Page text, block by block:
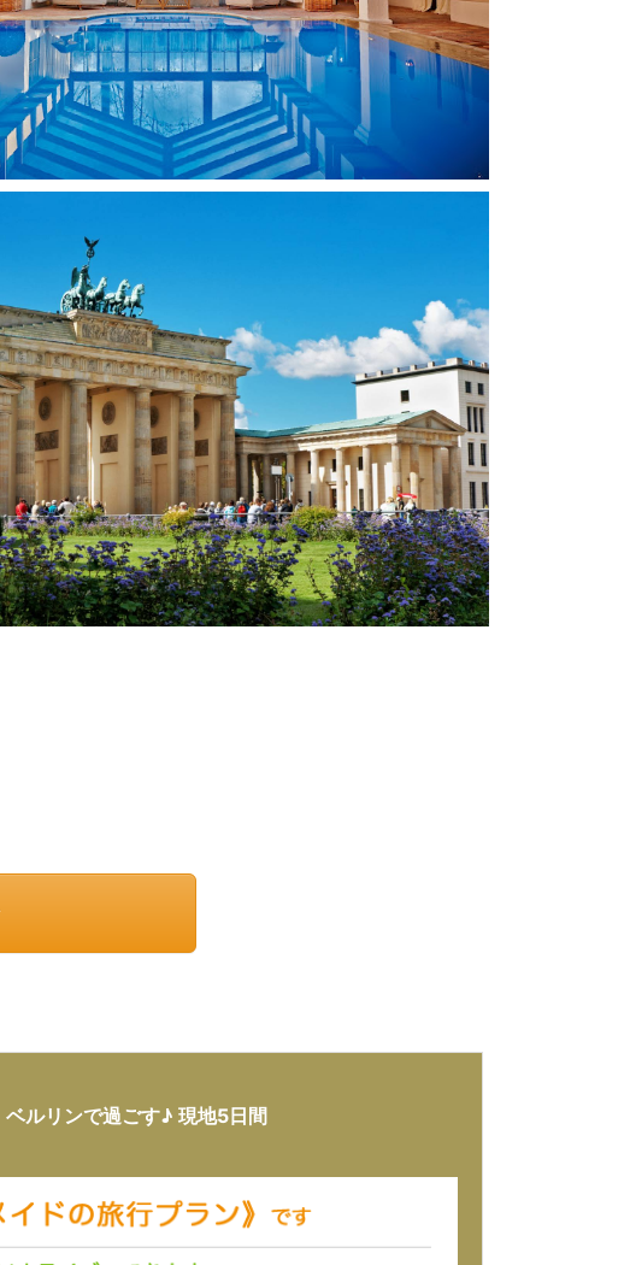
ルリンで過ごす♪ 現地5日間